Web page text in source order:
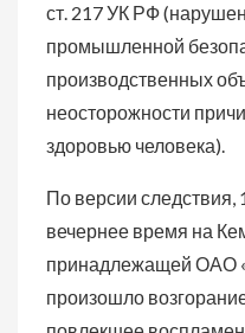
ст. 217 УК РФ
промышленной
производственных
неосторожности
здоровью человека).
По версии следствия,
вечернее время на
принадлежащей ОАО
произошло